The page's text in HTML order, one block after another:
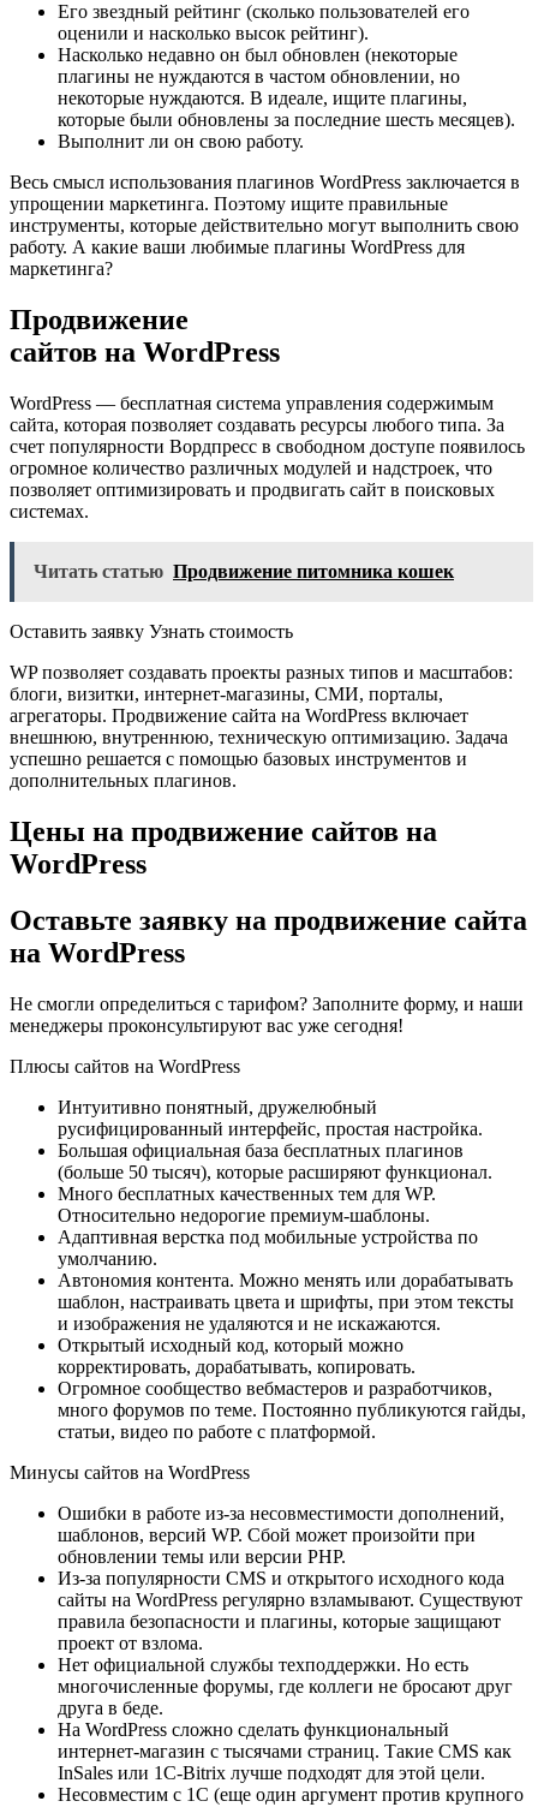
Его звездный рейтинг (сколько пользователей его
оценили и насколько высок рейтинг).
Насколько недавно он был обновлен (некоторые
плагины не нуждаются в частом обновлении, но
некоторые нуждаются. В идеале, ищите плагины,
которые были обновлены за последние шесть месяцев).
Выполнит ли он свою работу.
Весь смысл использования плагинов WordPress заключается в
упрощении маркетинга. Поэтому ищите правильные
инструменты, которые действительно могут выполнить свою
работу. А какие ваши любимые плагины WordPress для
маркетинга?
Продвижение
сайтов на WordPress
WordPress — бесплатная система управления содержимым
сайта, которая позволяет создавать ресурсы любого типа. За
счет популярности Вордпресс в свободном доступе появилось
огромное количество различных модулей и надстроек, что
позволяет оптимизировать и продвигать сайт в поисковых
системах.
Читать статью Продвижение питомника кошек
Оставить заявку Узнать стоимость
WP позволяет создавать проекты разных типов и масштабов:
блоги, визитки, интернет-магазины, СМИ, порталы,
агрегаторы. Продвижение сайта на WordPress включает
внешнюю, внутреннюю, техническую оптимизацию. Задача
успешно решается с помощью базовых инструментов и
дополнительных плагинов.
Цены на продвижение сайтов на
WordPress
Оставьте заявку на продвижение сайта
на WordPress
Не смогли определиться с тарифом? Заполните форму, и наши
менеджеры проконсультируют вас уже сегодня!
Плюсы сайтов на WordPress
Интуитивно понятный, дружелюбный
русифицированный интерфейс, простая настройка.
Большая официальная база бесплатных плагинов
(больше 50 тысяч), которые расширяют функционал.
Много бесплатных качественных тем для WP.
Относительно недорогие премиум-шаблоны.
Адаптивная верстка под мобильные устройства по
умолчанию.
Автономия контента. Можно менять или дорабатывать
шаблон, настраивать цвета и шрифты, при этом тексты
и изображения не удаляются и не искажаются.
Открытый исходный код, который можно
корректировать, дорабатывать, копировать.
Огромное сообщество вебмастеров и разработчиков,
много форумов по теме. Постоянно публикуются гайды,
статьи, видео по работе с платформой.
Минусы сайтов на WordPress
Ошибки в работе из-за несовместимости дополнений,
шаблонов, версий WP. Сбой может произойти при
обновлении темы или версии PHP.
Из-за популярности CMS и открытого исходного кода
сайты на WordPress регулярно взламывают. Существуют
правила безопасности и плагины, которые защищают
проект от взлома.
Нет официальной службы техподдержки. Но есть
многочисленные форумы, где коллеги не бросают друг
друга в беде.
На WordPress сложно сделать функциональный
интернет-магазин с тысячами страниц. Такие CMS как
InSales или 1C-Bitrix лучше подходят для этой цели.
Несовместим с 1C (еще один аргумент против крупного